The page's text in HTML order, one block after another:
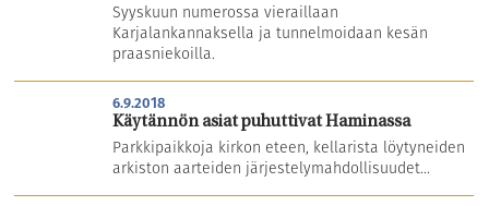
Syyskuun numerossa vieraillaan
Karjalankannaksella ja tunnelmoidaan kesän
praasniekoilla.
6.9.2018
Käytännön asiat puhuttivat Haminassa
Parkkipaikkoja kirkon eteen, kellarista löytyneiden
arkiston aarteiden järjestelymahdollisuudet...